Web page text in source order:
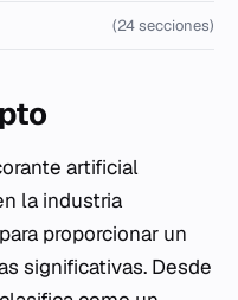
(24 secciones)
artificial
la industria
proporcionar un
significativas. Desde